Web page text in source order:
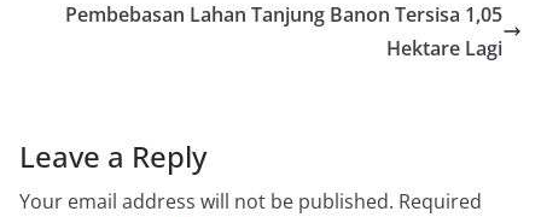
Pembebasan Lahan Tanjung Banon Tersisa 1,05
Hektare Lagi
Leave a Reply
Your email address will not be published. Required